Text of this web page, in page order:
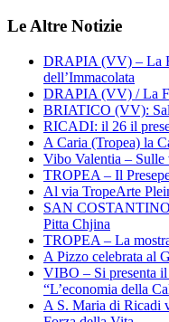
Le Altre Notizie
DRAPIA (VV) – La
dell’Immacolata
DRAPIA (VV) / La
BRIATICO (VV):
RICADI: il 26 il
A Caria (Tropea) la
Vibo Valentia –
TROPEA – Il
Al via TropeArte
SAN
Pitta Chjina
TROPEA – La
A Pizzo celebrata al
VIBO – Si presenta
“L’economia della
A S. Maria di Ricadi